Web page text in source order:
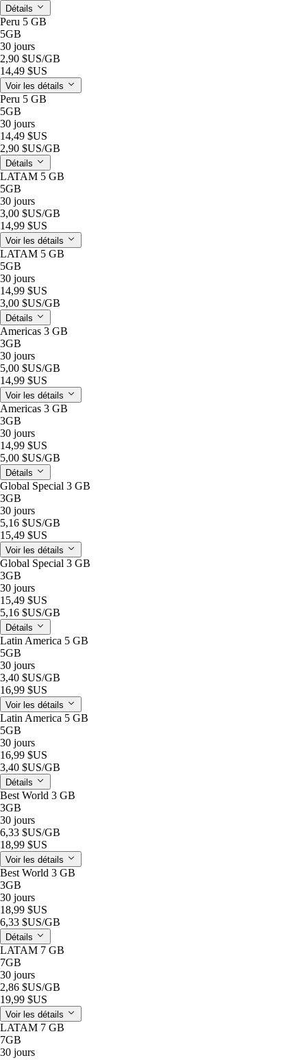
Détails
Peru 5 GB
5GB
30 jours
2,90 $US/GB
14,49 $US
Voir les détails
Peru 5 GB
5GB
30 jours
14,49 $US
2,90 $US/GB
Détails
LATAM 5 GB
5GB
30 jours
3,00 $US/GB
14,99 $US
Voir les détails
LATAM 5 GB
5GB
30 jours
14,99 $US
3,00 $US/GB
Détails
Americas 3 GB
3GB
30 jours
5,00 $US/GB
14,99 $US
Voir les détails
Americas 3 GB
3GB
30 jours
14,99 $US
5,00 $US/GB
Détails
Global Special 3 GB
3GB
30 jours
5,16 $US/GB
15,49 $US
Voir les détails
Global Special 3 GB
3GB
30 jours
15,49 $US
5,16 $US/GB
Détails
Latin America 5 GB
5GB
30 jours
3,40 $US/GB
16,99 $US
Voir les détails
Latin America 5 GB
5GB
30 jours
16,99 $US
3,40 $US/GB
Détails
Best World 3 GB
3GB
30 jours
6,33 $US/GB
18,99 $US
Voir les détails
Best World 3 GB
3GB
30 jours
18,99 $US
6,33 $US/GB
Détails
LATAM 7 GB
7GB
30 jours
2,86 $US/GB
19,99 $US
Voir les détails
LATAM 7 GB
7GB
30 jours